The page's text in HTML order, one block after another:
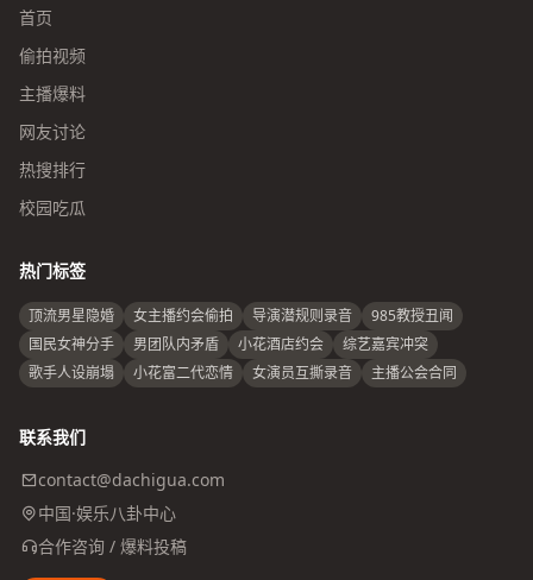
首页
偷拍视频
主播爆料
网友讨论
热搜排行
校园吃瓜
热门标签
顶流男星隐婚 女主播约会偷拍 导演潜规则录音
985教授丑闻
国民女神分手
男团队内矛盾 小花酒店约会
综艺嘉宾冲突
歌手人设崩塌
小花富二代恋情 女演员互撕录音 主播公会合同
联系我们
contact@dachigua.com
中国·娱乐八卦中心
合作咨询 / 爆料投稿